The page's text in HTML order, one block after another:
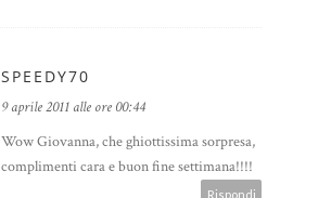
SPEEDY70
9 aprile 2011 alle ore 00:44
Wow Giovanna, che ghiottissima sorpresa,
complimenti cara e buon fine settimana!!!!
Rispondi